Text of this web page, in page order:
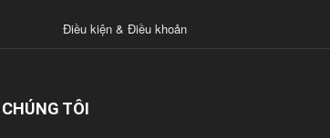
Điều kiện & Điều khoản
TÔI